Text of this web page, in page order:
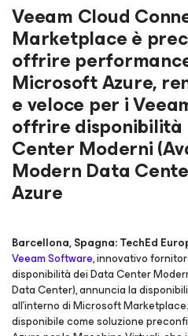
Veeam Cloud
Marketplace è
offrire
Microsoft Azure,
e veloce per i
offrire disponibilità
Center Moderni
Modern Data
Azure
Barcellona, Spagna: TechEd
Veeam Software, innovativo
disponibilità dei Data Center
Data Center), annuncia la
all’interno di Microsoft
disponibile come soluzione